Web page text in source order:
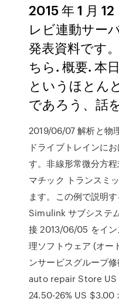
2015 年 1 月
レビ連動サー
発表資料です
ちら. 概要. 本
というほとん
であろう、話
2019/06/07 解析と物
ドライブトレインに
す。非線形常微分方
マチック トランスミ
ます。この例で説明
Simulink サブシステ
接 2013/06/05 をイ
理ソフトウェア (オー
ンサービスグループ
auto repair Store US
24.50-26% US $3.00